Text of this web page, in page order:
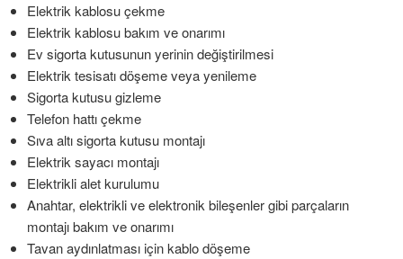
Elektrik kablosu çekme
Elektrik kablosu bakım ve onarımı
Ev sigorta kutusunun yerinin değiştirilmesi
Elektrik tesisatı döşeme veya yenileme
Sigorta kutusu gizleme
Telefon hattı çekme
Sıva altı sigorta kutusu montajı
Elektrik sayacı montajı
Elektrikli alet kurulumu
Anahtar, elektrikli ve elektronik bileşenler gibi parçaların
montajı bakım ve onarımı
Tavan aydınlatması için kablo döşeme